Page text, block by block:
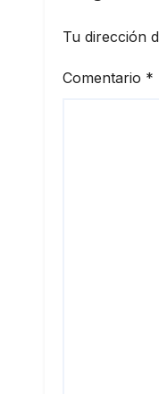
Tu dirección
Comentario *